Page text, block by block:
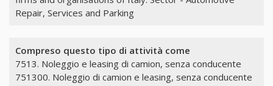
Repair, Services and Parking
Compreso questo tipo di attività come
7513. Noleggio e leasing di camion, senza conducente
751300. Noleggio di camion e leasing, senza conducente